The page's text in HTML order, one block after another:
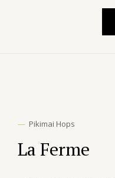
— Pikimai Hops
La Ferme